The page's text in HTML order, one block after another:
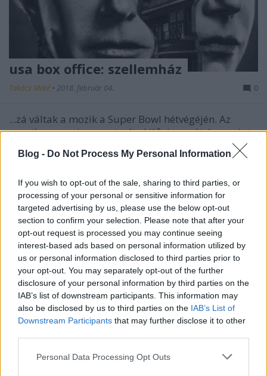
Blog - Do Not Process My Personal Information
If you wish to opt-out of the sale, sharing to third parties, or
processing of your personal or sensitive information for
targeted advertising by us, please use the below opt-out
section to confirm your selection. Please note that after your
opt-out request is processed you may continue seeing
interest-based ads based on personal information utilized by
us or personal information disclosed to third parties prior to
your opt-out. You may separately opt-out of the further
disclosure of your personal information by third parties on the
IAB’s list of downstream participants. This information may
also be disclosed by us to third parties on the IAB’s List of
Downstream Participants that may further disclose it to other
Please note that this website/app uses one or more Google
Personal Data Processing Opt Outs
usa box office: szellemház
Takács Máté • 2018. február 04. 0
...zá váltak a mozik a Super Bowl hétvégéjén. Az
egyetlen premier nem tudta kilőni magát úgy, mint
pár műfajtársa a korábbi években, így a Szellemek
háza még csak első helyezést sem szerzett. Az megint
útvesztő: Halálkúra átbukdácsolt rajta.